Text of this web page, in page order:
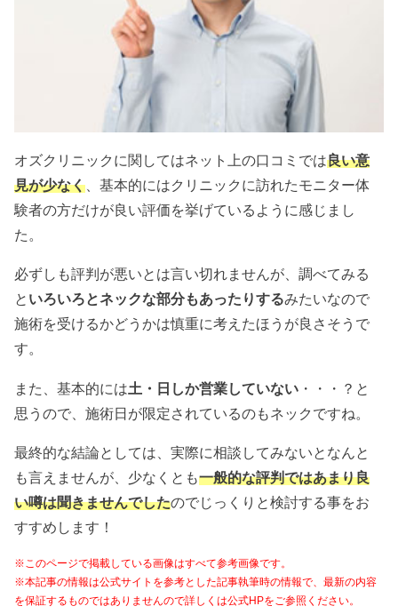
オズクリニックに関してはネット上の口コミでは良い意
見が少なく 、基本的にはクリニックに訪れたモニター体
験者の方だけが良い評価を挙げているように感じまし
た。
必ずしも評判が悪いとは言い切れませんが、調べてみる
と いろいろとネックな部分もあったりするみたいなので
施術を受けるかどうかは慎重に考えたほうが良さそうで
す。
また、基本的には土・日しか営業していない ・・・？と
思うので、施術日が限定されているのもネックですね。
最終的な結論としては、実際に相談してみないとなんと
も言えませんが、少なくとも一般的な評判ではあまり良
い噂は聞きませんでしたのでじっくりと検討する事をお
すすめします！
※このページで掲載している画像はすべて参考画像です。
※本記事の情報は公式サイトを参考とした記事執筆時の情報で、最新の内容
を保証するものではありませんので詳しくは公式HPをご参照ください。